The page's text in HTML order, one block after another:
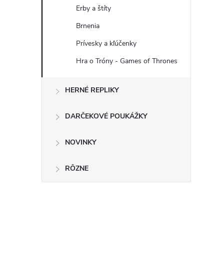
Erby a štíty
Brnenia
Prívesky a kľúčenky
Hra o Tróny - Games of Thrones
HERNÉ REPLIKY
DARČEKOVÉ POUKÁŽKY
NOVINKY
RÔZNE